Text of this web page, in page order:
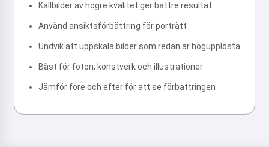
Källbilder av högre kvalitet ger bättre resultat
Använd ansiktsförbättring för porträtt
Undvik att uppskala bilder som redan är högupplösta
Bäst för foton, konstverk och illustrationer
Jämför före och efter för att se förbättringen